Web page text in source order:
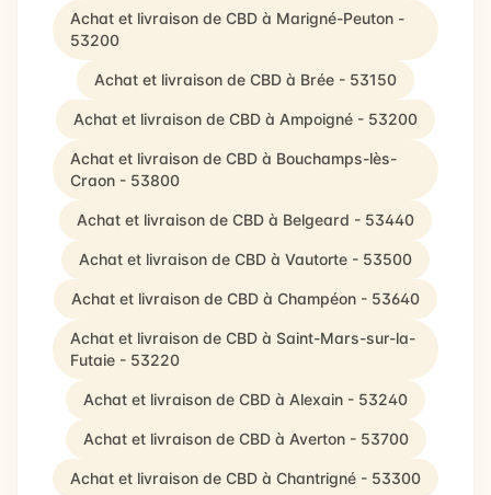
Achat et livraison de CBD à Marigné-Peuton -
53200
Achat et livraison de CBD à Brée - 53150
Achat et livraison de CBD à Ampoigné - 53200
Achat et livraison de CBD à Bouchamps-lès-
Craon - 53800
Achat et livraison de CBD à Belgeard - 53440
Achat et livraison de CBD à Vautorte - 53500
Achat et livraison de CBD à Champéon - 53640
Achat et livraison de CBD à Saint-Mars-sur-la-
Futaie - 53220
Achat et livraison de CBD à Alexain - 53240
Achat et livraison de CBD à Averton - 53700
Achat et livraison de CBD à Chantrigné - 53300